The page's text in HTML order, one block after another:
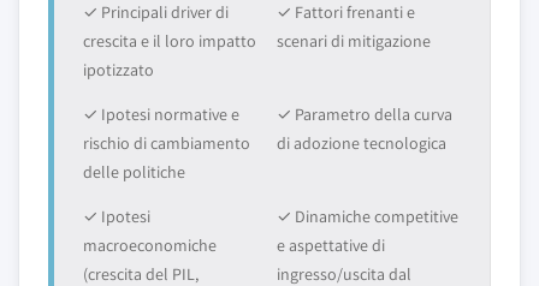
✓ Principali driver di
crescita e il loro impatto
ipotizzato
✓ Fattori frenanti e
scenari di mitigazione
✓ Ipotesi normative e
rischio di cambiamento
delle politiche
✓ Parametro della curva
di adozione tecnologica
✓ Ipotesi
macroeconomiche
(crescita del PIL,
✓ Dinamiche competitive
e aspettative di
ingresso/uscita dal